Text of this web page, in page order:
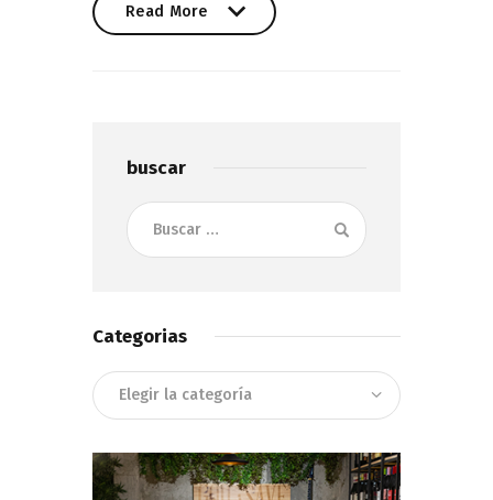
Read More
buscar
Buscar:
Categorias
Categorias